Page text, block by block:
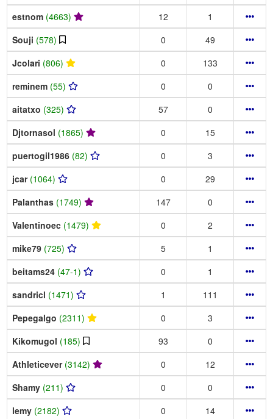
estnom (4663) 12
1
Souji (578) 0
49
Jcolari (806) 0
133
reminem (55) 0
0
aitatxo (325) 57
0
Djtornasol (1865) 0
15
puertogil1986 (82) 0
3
jcar (1064) 0
29
Palanthas (1749) 147
0
Valentinoec (1479) 0
2
mike79 (725) 5
1
beitams24 (47-1) 0
1
sandricl (1471) 1
111
Pepegalgo (2311) 0
3
Kikomugol (185) 93
0
Athleticever (3142) 0
12
Shamy (211) 0
0
lemy (2182) 0
14